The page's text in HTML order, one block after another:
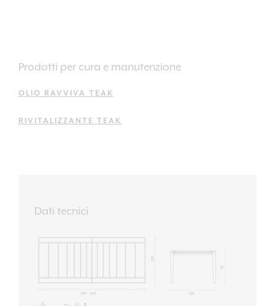
Prodotti per cura e manutenzione
OLIO RAVVIVA TEAK
RIVITALIZZANTE TEAK
Dati tecnici